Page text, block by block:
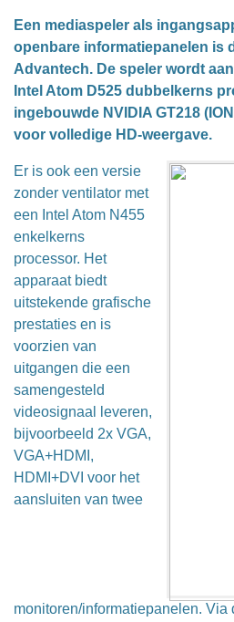
Een mediaspeler als
openbare informatiepanelen is
Advantech. De speler wordt
Intel Atom D525 dubbelkerns
ingebouwde NVIDIA GT218
voor volledige HD-weergave.
Er is ook een versie
zonder ventilator met
een Intel Atom N455
enkelkerns
processor. Het
apparaat biedt
uitstekende grafische
prestaties en is
voorzien van
uitgangen die een
samengesteld
videosignaal leveren,
bijvoorbeeld 2x VGA,
VGA+HDMI,
HDMI+DVI voor het
aansluiten van twee
monitoren/informatiepanelen. Via